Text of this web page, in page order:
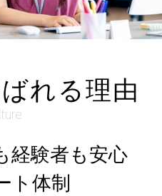
れる理由
経験者も安心
ト体制